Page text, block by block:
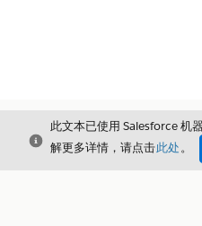
关闭
此文本已使用 Salesforce 机
解更多详情，请点击此处。